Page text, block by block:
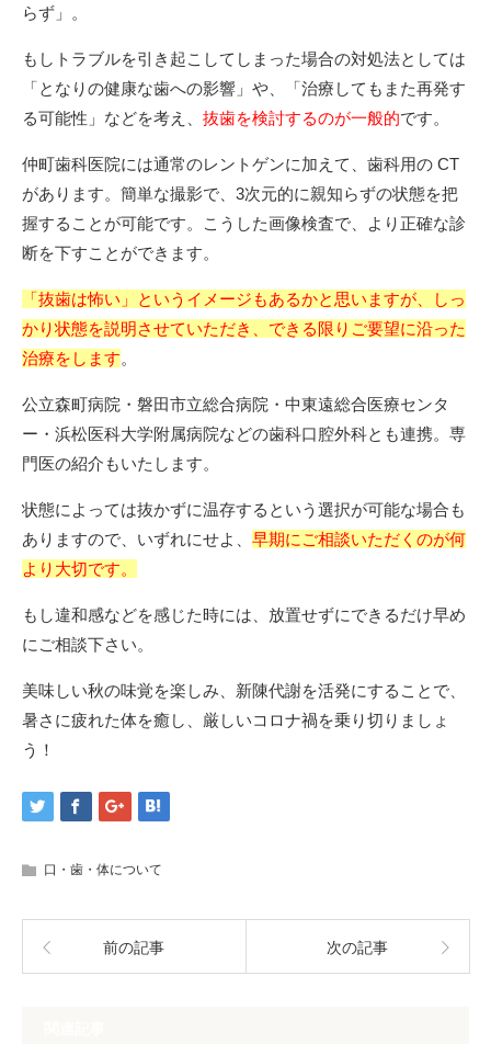
らず」。
もしトラブルを引き起こしてしまった場合の対処法としては
「となりの健康な歯への影響」や、「治療してもまた再発す
る可能性」などを考え、 抜歯を検討するのが一般的です。
仲町歯科医院には通常のレントゲンに加えて、歯科用の CT
があります。簡単な撮影で、3次元的に親知らずの状態を把
握することが可能です。こうした画像検査で、より正確な診
断を下すことができます。
「抜歯は怖い」というイメージもあるかと思いますが、しっ
かり状態を説明させていただき、できる限りご要望に沿った
治療をします。
公立森町病院・磐田市立総合病院・中東遠総合医療センタ
ー・浜松医科大学附属病院などの歯科口腔外科とも連携。専
門医の紹介もいたします。
状態によっては抜かずに温存するという選択が可能な場合も
ありますので、いずれにせよ、 早期にご相談いただくのが何
より大切です。
もし違和感などを感じた時には、放置せずにできるだけ早め
にご相談下さい。
美味しい秋の味覚を楽しみ、新陳代謝を活発にすることで、
暑さに疲れた体を癒し、厳しいコロナ禍を乗り切りましょ
う！
口・歯・体について
前の記事 次の記事